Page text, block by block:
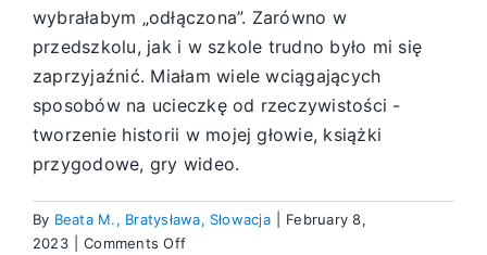
wybrałabym „odłączona”. Zarówno w
przedszkolu, jak i w szkole trudno było mi się
zaprzyjaźnić. Miałam wiele wciągających
sposobów na ucieczkę od rzeczywistości -
tworzenie historii w mojej głowie, książki
przygodowe, gry wideo.
By Beata M., Bratysława, Słowacja
February 8,
2023
Comments Offon